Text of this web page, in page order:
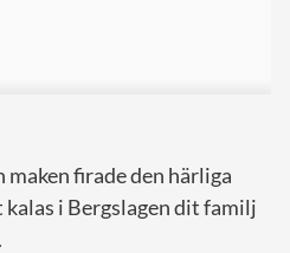
firade den härliga
i Bergslagen dit familj